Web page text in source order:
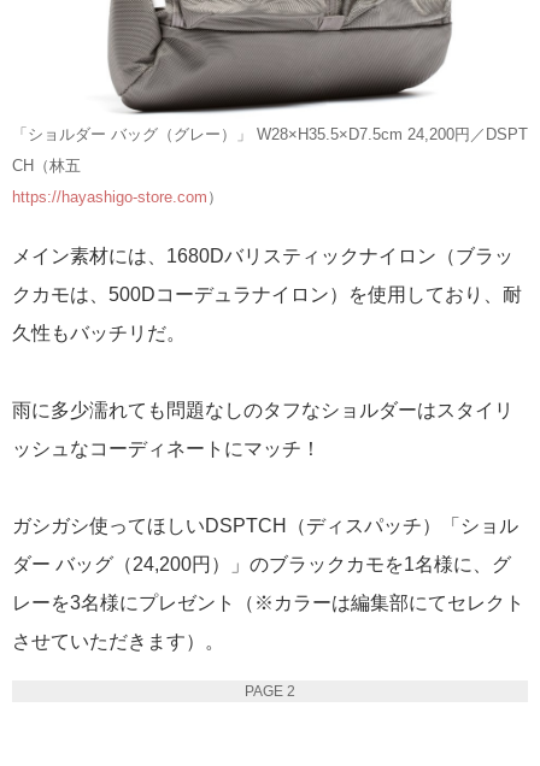
「ショルダー バッグ（グレー）」 W28×H35.5×D7.5cm 24,200円／DSPT
CH（林五
https://hayashigo-store.com ）
メイン素材には、1680Dバリスティックナイロン（ブラッ
クカモは、500Dコーデュラナイロン）を使用しており、耐
久性もバッチリだ。
雨に多少濡れても問題なしのタフなショルダーはスタイリ
ッシュなコーディネートにマッチ！
ガシガシ使ってほしいDSPTCH（ディスパッチ）「ショル
ダー バッグ（24,200円）」のブラックカモを1名様に、グ
レーを3名様にプレゼント（※カラーは編集部にてセレクト
させていただきます）。
PAGE 2